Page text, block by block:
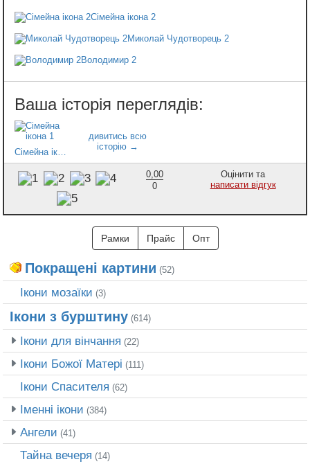
Сімейна ікона 2
Миколай Чудотворець 2
Володимир 2
0,00
0
Оцінити та
написати відгук
Рамки Прайс Опт
Покращені картини (52)
Ікони мозаїки (3)
Ікони з бурштину (614)
Ікони для вінчання (22)
Ікони Божої Матері (111)
Ікони Спасителя (62)
Іменні ікони (384)
Ангели (41)
Тайна вечеря (14)